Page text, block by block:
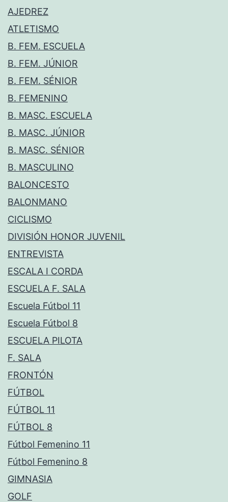
AJEDREZ
ATLETISMO
B. FEM. ESCUELA
B. FEM. JÚNIOR
B. FEM. SÉNIOR
B. FEMENINO
B. MASC. ESCUELA
B. MASC. JÚNIOR
B. MASC. SÉNIOR
B. MASCULINO
BALONCESTO
BALONMANO
CICLISMO
DIVISIÓN HONOR JUVENIL
ENTREVISTA
ESCALA I CORDA
ESCUELA F. SALA
Escuela Fútbol 11
Escuela Fútbol 8
ESCUELA PILOTA
F. SALA
FRONTÓN
FÚTBOL
FÚTBOL 11
FÚTBOL 8
Fútbol Femenino 11
Fútbol Femenino 8
GIMNASIA
GOLF